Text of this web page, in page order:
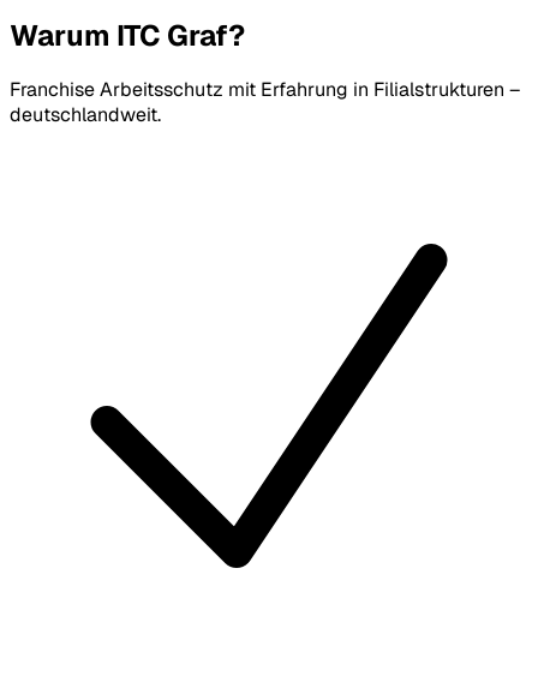
Warum ITC Graf?
Franchise Arbeitsschutz mit Erfahrung in Filialstrukturen –
deutschlandweit.